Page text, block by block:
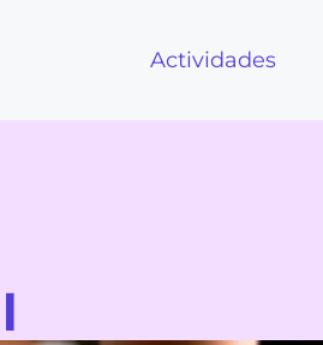
Actividades